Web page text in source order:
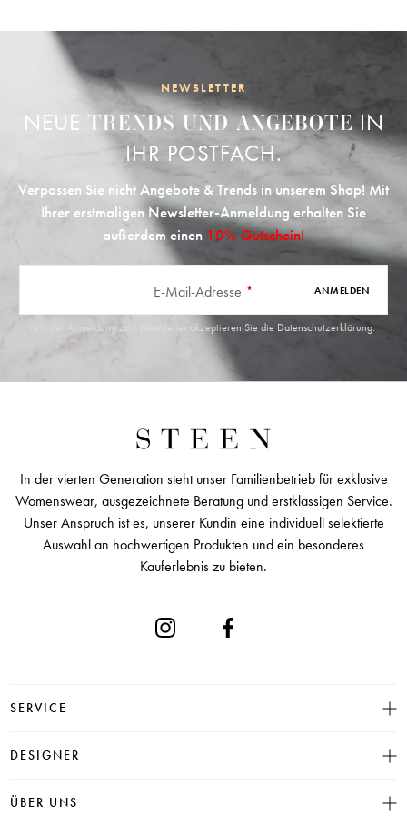
NEWSLETTER
NEUE TRENDS UND ANGEBOTEIN
IHR POSTFACH.
Verpassen Sie nicht Angebote & Trends in unserem Shop! Mit
Ihrer erstmaligen Newsletter-Anmeldung erhalten Sie
außerdem einen 10% Gutschein!
E-Mail-Adresse * ANMELDEN
Mit der Anmeldung zum Newsletter akzeptieren Sie die Datenschutzerklärung.
In der vierten Generation steht unser Familienbetrieb für exklusive
Womenswear, ausgezeichnete Beratung und erstklassigen Service.
Unser Anspruch ist es, unserer Kundin eine individuell selektierte
Auswahl an hochwertigen Produkten und ein besonderes
Kauferlebnis zu bieten.
SERVICE
Größentabelle
Häufige Fragen
DESIGNER
INSIEME
ÜBER UNS